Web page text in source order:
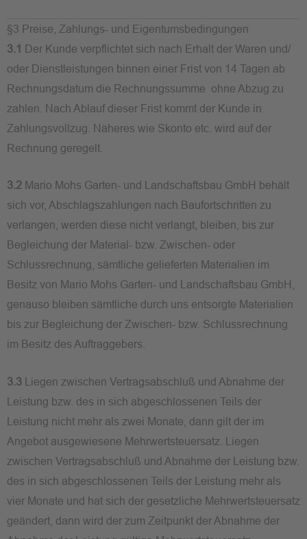
§3 Preise, Zahlungs- und Eigentumsbedingungen
3.1 Der Kunde verpflichtet sich nach Erhalt der Waren und/
oder Dienstleistungen binnen einer Frist von 14 Tagen ab
Rechnungsdatum die Rechnungssumme ohne Abzug zu
zahlen. Nach Ablauf dieser Frist kommt der Kunde in
Zahlungsvollzug. Näheres wie Skonto etc. wird auf der
Rechnung geregelt.
3.2 Mario Mohs Garten- und Landschaftsbau GmbH behält
sich vor, Abschlagszahlungen nach Baufortschritten zu
verlangen, werden diese nicht verlangt, bleiben, bis zur
Begleichung der Material- bzw. Zwischen- oder
Schlussrechnung, sämtliche gelieferten Materialien im
Besitz von Mario Mohs Garten- und Landschaftsbau GmbH,
genauso bleiben sämtliche durch uns entsorgte Materialien
bis zur Begleichung der Zwischen- bzw. Schlussrechnung
im Besitz des Auftraggebers.
3.3 Liegen zwischen Vertragsabschluß und Abnahme der
Leistung bzw. des in sich abgeschlossenen Teils der
Leistung nicht mehr als zwei Monate, dann gilt der im
Angebot ausgewiesene Mehrwertsteuersatz. Liegen
zwischen Vertragsabschluß und Abnahme der Leistung bzw.
des in sich abgeschlossenen Teils der Leistung mehr als
vier Monate und hat sich der gesetzliche Mehrwertsteuersatz
geändert, dann wird der zum Zeitpunkt der Abnahme der